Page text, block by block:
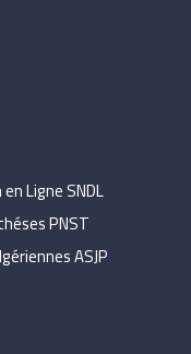
Ligne SNDL
PNST
ASJP